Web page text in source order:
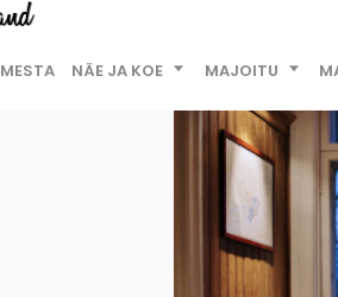
NÄE JA KOE MAJOITU